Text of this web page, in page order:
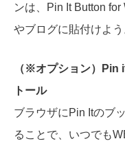
ンは、Pin It Button
やブログに貼付けよう
（※オプション）Pin
トール
ブラウザにPin Itのブ
ることで、いつでも